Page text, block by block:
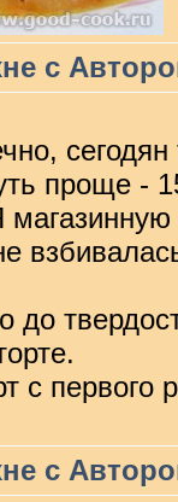
с
проще
с первого
с